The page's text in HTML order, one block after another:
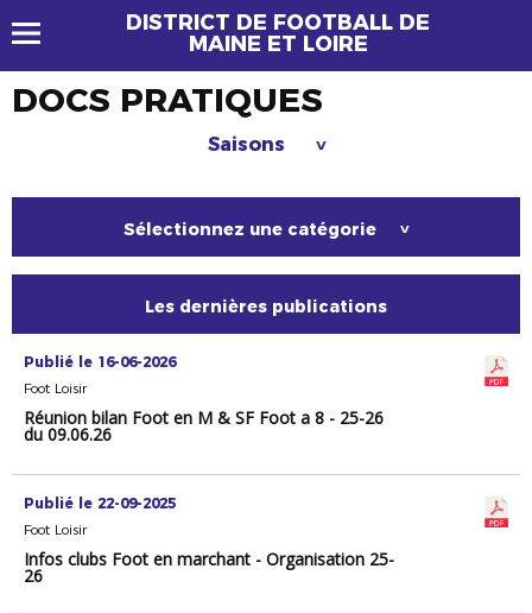
DISTRICT DE FOOTBALL DE
MAINE ET LOIRE
DOCS PRATIQUES
Saisons >
Sélectionnez une catégorie >
Les dernières publications
Publié le 16-06-2026
Foot Loisir
Réunion bilan Foot en M & SF Foot a 8 - 25-26
du 09.06.26
Publié le 22-09-2025
Foot Loisir
Infos clubs Foot en marchant - Organisation 25-
26